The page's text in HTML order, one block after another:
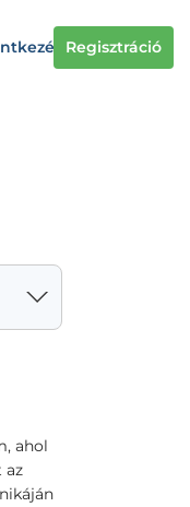
Regisztráció
ahol
az